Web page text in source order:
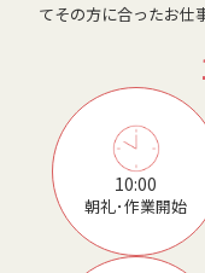
てその方に合ったお仕
10:00
朝礼･作業開始